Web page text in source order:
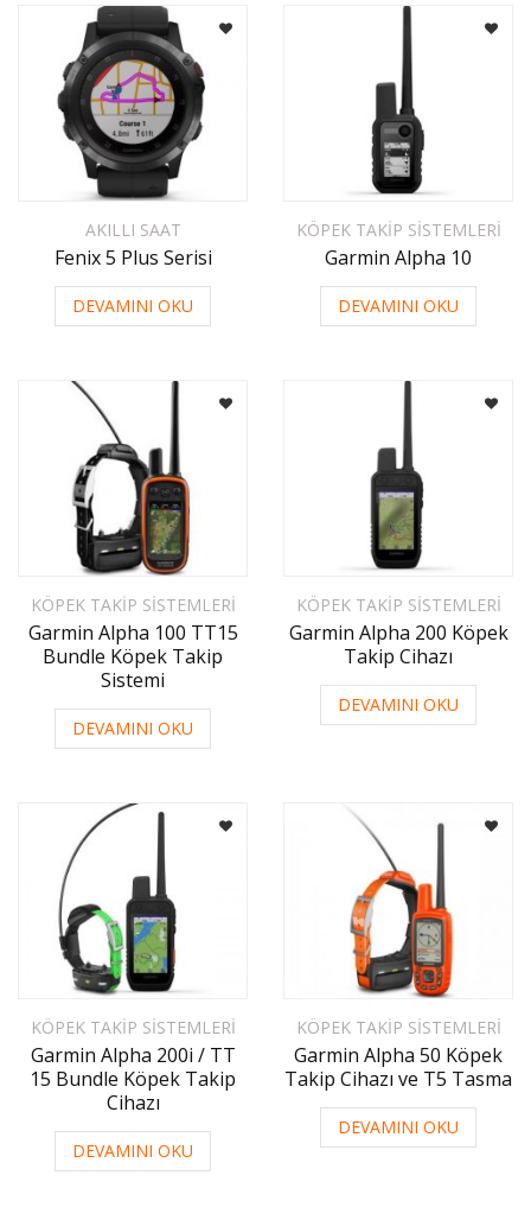
AKILLI SAAT
Fenix 5 Plus Serisi
DEVAMINI OKU
KÖPEK TAKIP SISTEMLERI
Garmin Alpha 10
DEVAMINI OKU
KÖPEK TAKIP SISTEMLERI
Garmin Alpha 100 TT15
Bundle Köpek Takip
Sistemi
DEVAMINI OKU
KÖPEK TAKIP SISTEMLERI
Garmin Alpha 200 Köpek
Takip Cihazı
DEVAMINI OKU
KÖPEK TAKIP SISTEMLERI
Garmin Alpha 200i / TT
15 Bundle Köpek Takip
Cihazı
DEVAMINI OKU
KÖPEK TAKIP SISTEMLERI
Garmin Alpha 50 Köpek
Takip Cihazı ve T5 Tasma
DEVAMINI OKU